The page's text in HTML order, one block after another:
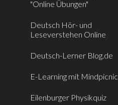
"Online Übungen"
Deutsch Hör- und
Leseverstehen Online
Deutsch-Lerner Blog.de
E-Learning mit Mindpicnic
Eilenburger Physikquiz